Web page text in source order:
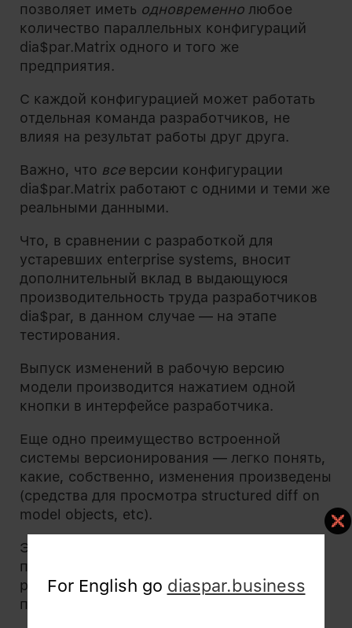
позволяет иметь одновременно любое
количество параллельных конфигураций
dia$par.Matrix одного и того же
предприятия.
С каждой конфигурацией может работать
отдельная команда разработчиков, не
влияя на результат работы друг друга.
Важно, что всеверсии конфигурации
dia$par.Matrix работают с одними и теми же
реальными данными.
Что, в сравнении с разработкой для
устаревших enterprise systems, вносит
дополнительный вклад в выдающуюся
производительность труда разработчиков
dia$par, в данном случае — на этапе
тестирования.
Выпуск изменений в рабочую версию
модели производится нажатием одной
кнопки в интерфейсе разработчика.
Еще одно преимущество встроенной
системы версионирования — легко понять,
какие, собственно, изменения произведены
(средства для просмотра structured diff on
model objects, etc).
Экранная логика базового
полнофункционального desktop-клиента
реализуется в виде форм WinForms
приложения.
For English go diaspar.business